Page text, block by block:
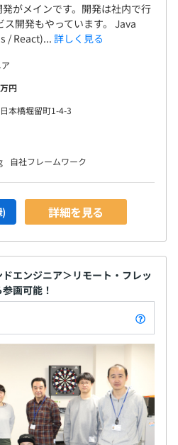
がメインです。開発は社内で行
開発もやっています。 Java
/ React)... 詳しく見る
円
本橋堀留町1-4-3
自社フレームワーク
詳細を見る
エンジニア＞リモート・フレッ
画可能！